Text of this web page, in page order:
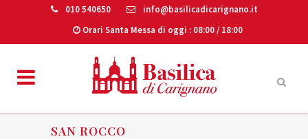
010 540650
info@basilicadicarignano.it
Orari Santa Messa di oggi : 08:00 / 18:00
SAN ROCCO